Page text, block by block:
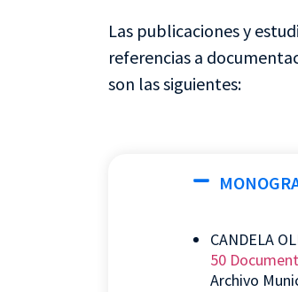
Las publicaciones y
referencias a
son las siguientes:
CANDELA
50
Archivo